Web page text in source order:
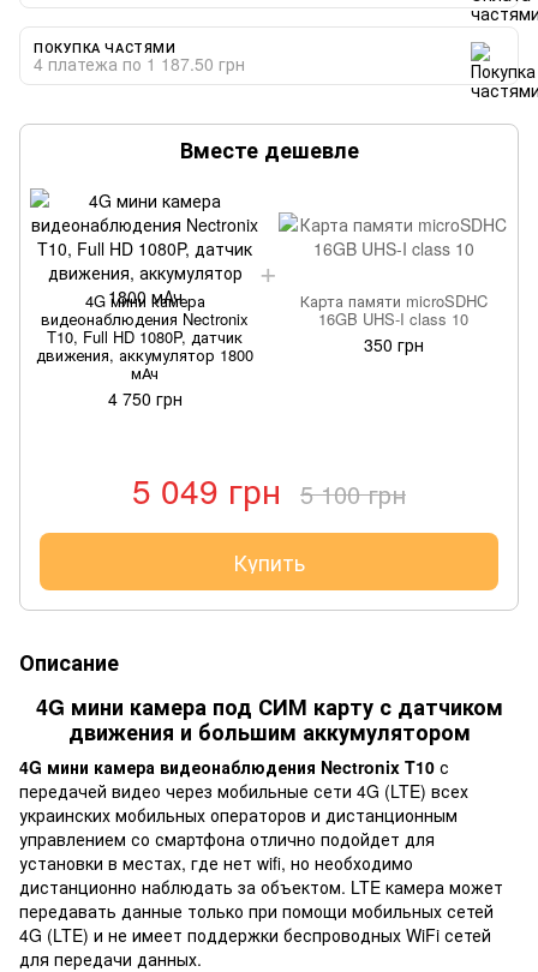
ПОКУПКА ЧАСТЯМИ
4 платежа по 1 187.50 грн
Вместе дешевле
4G мини камера
видеонаблюдения Nectronix
T10, Full HD 1080P, датчик
движения, аккумулятор 1800
мАч
4 750 грн
Карта памяти microSDHC
16GB UHS-I class 10
350 грн
5 049 грн 5 100 грн
Купить
Описание
4G мини камера под СИМ карту с датчиком
движения и большим аккумулятором
4G мини камера видеонаблюдения Nectronix T10 с
передачей видео через мобильные сети 4G (LTE) всех
украинских мобильных операторов и дистанционным
управлением со смартфона отлично подойдет для
установки в местах, где нет wifi, но необходимо
дистанционно наблюдать за объектом. LTE камера может
передавать данные только при помощи мобильных сетей
4G (LTE) и не имеет поддержки беспроводных WiFi сетей
для передачи данных.